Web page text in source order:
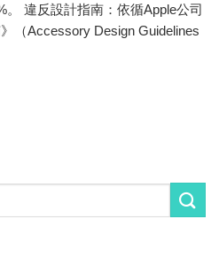
違反設計指南：依循Apple公司
（Accessory Design Guidelines